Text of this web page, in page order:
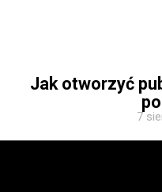
Jak otworzyć
7